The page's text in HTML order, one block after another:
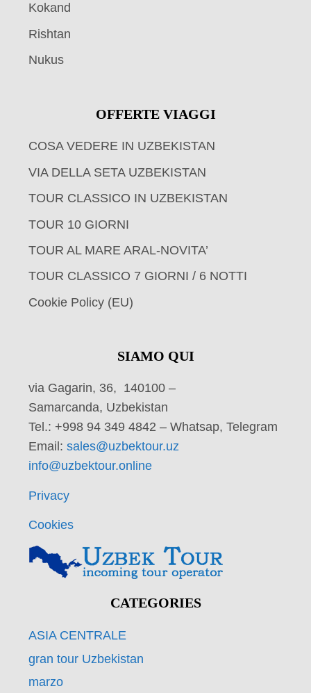
Kokand
Rishtan
Nukus
OFFERTE VIAGGI
COSA VEDERE IN UZBEKISTAN
VIA DELLA SETA UZBEKISTAN
TOUR CLASSICO IN UZBEKISTAN
TOUR 10 GIORNI
TOUR AL MARE ARAL-NOVITA’
TOUR CLASSICO 7 GIORNI / 6 NOTTI
Cookie Policy (EU)
SIAMO QUI
via Gagarin, 36, 140100 –
Samarcanda, Uzbekistan
Tel.: +998 94 349 4842 – Whatsap, Telegram
Email: sales@uzbektour.uz
info@uzbektour.online
Privacy
Cookies
CATEGORIES
ASIA CENTRALE
gran tour Uzbekistan
marzo